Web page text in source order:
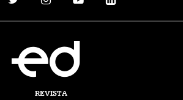
REVISTA